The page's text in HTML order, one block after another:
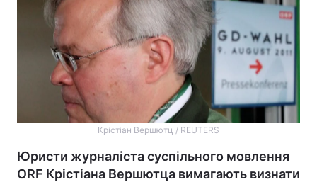
Крістіан Вершютц / REUTERS
Юристи журналіста суспільного мовлення
ORF Крістіана Вершютца вимагають визнати